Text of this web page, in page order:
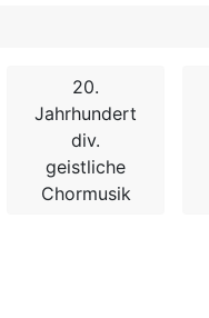
20.
Jahrhundert
div.
geistliche
Chormusik